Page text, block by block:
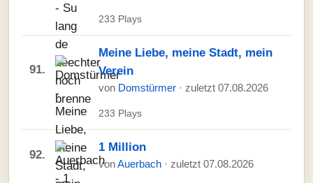
233 Plays
91.
Meine Liebe, meine Stadt, mein
Verein
von Domstürmer · zuletzt 07.08.2026
233 Plays
92.
1 Million
vonAuerbach · zuletzt 07.08.2026